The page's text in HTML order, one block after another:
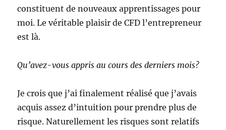
constituent de nouveaux apprentissages pour
moi. Le véritable plaisir de CFD l’entrepreneur
est là.
Qu’avez-vous appris au cours des derniers mois?
Je crois que j’ai finalement réalisé que j’avais
acquis assez d’intuition pour prendre plus de
risque. Naturellement les risques sont relatifs